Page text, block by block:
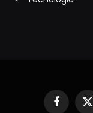
Facebook
X